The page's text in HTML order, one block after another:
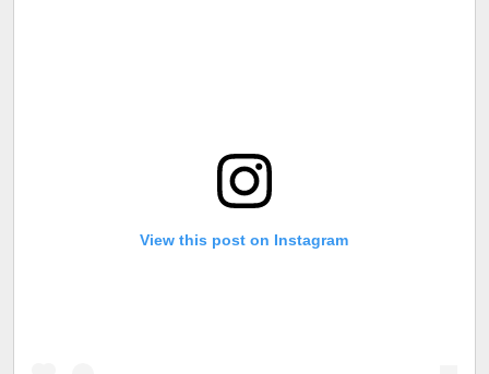
View this post on Instagram